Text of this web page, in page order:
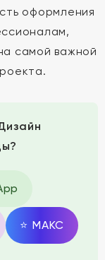
оформления
самой важной
⭐ MAКС